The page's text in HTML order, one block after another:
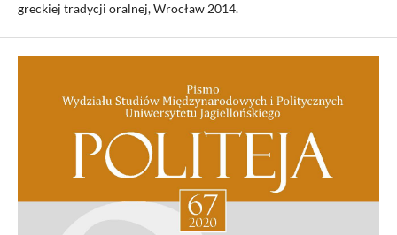
greckiej tradycji oralnej, Wrocław 2014.